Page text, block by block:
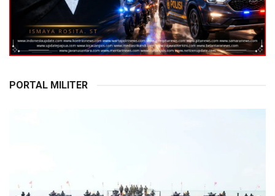
PORTAL MILITER